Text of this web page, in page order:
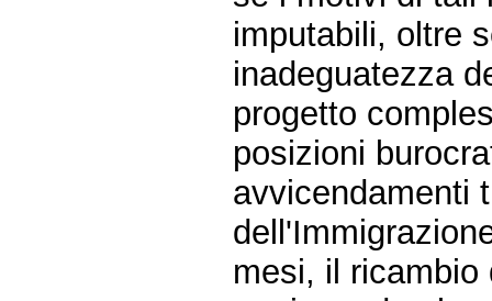
imputabili, oltre
inadeguatezza
progetto
posizioni
avvicendamenti
mesi, il